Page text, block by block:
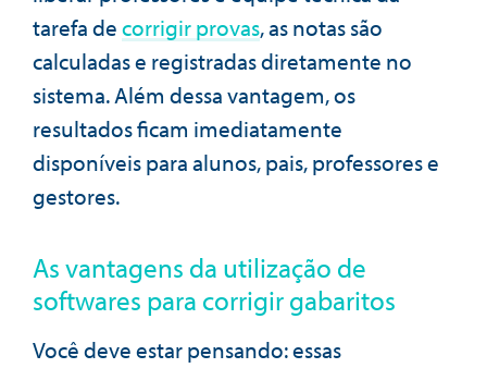
tarefa decorrigir provas, as notas são
calculadas e registradas diretamente no
sistema. Além dessa vantagem, os
resultados ficam imediatamente
disponíveis para alunos, pais, professores e
gestores.
As vantagens da utilização de
softwares para corrigir gabaritos
Você deve estar pensando: essas